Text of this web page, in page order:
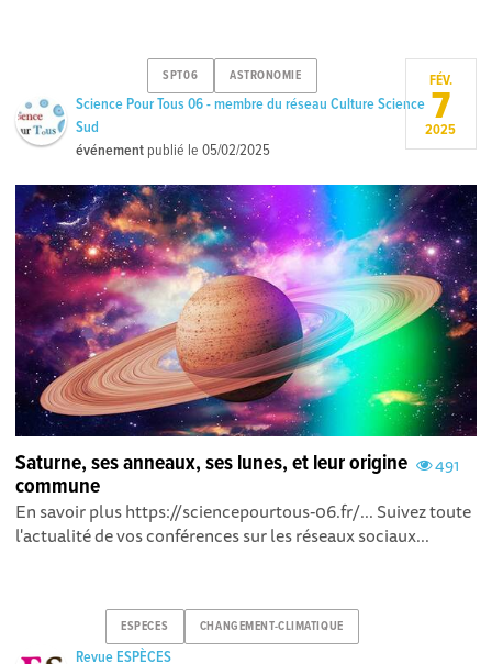
SPT06 ASTRONOMIE
Science Pour Tous 06 - membre du réseau Culture Science
Sud
événement publié le05/02/2025
FÉV.
7
2025
491
Saturne, ses anneaux, ses lunes, et leur origine
commune
En savoir plus https://sciencepourtous-06.fr/... Suivez toute
l'actualité de vos conférences sur les réseaux sociaux...
ESPECES CHANGEMENT-CLIMATIQUE
Revue ESPÈCES